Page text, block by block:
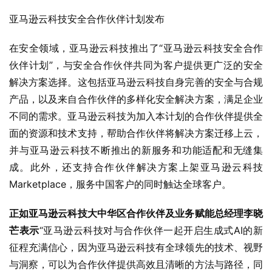
亚马逊云科技安全合作伙伴计划发布
在安全领域，亚马逊云科技推出了“亚马逊云科技安全合作
伙伴计划”，与安全合作伙伴共同为客户提供更广泛的安全
解决方案选择。这包括亚马逊云科技自身完善的安全与合规
产品，以及来自合作伙伴的多样化安全解决方案，满足企业
不同的需求。亚马逊云科技为加入本计划的合作伙伴提供全
面的资源和技术支持，帮助合作伙伴将解决方案迁移上云，
并与亚马逊云科技不断推出的新服务和功能适配和无缝集
成。此外，还支持合作伙伴解决方案上架亚马逊云科技
Marketplace，服务中国客户的同时触达全球客户。
正如亚马逊云科技大中华区合作伙伴及业务赋能总经理李晓
芒表示“亚马逊云科技对与合作伙伴一起开启生成式AI的新
征程充满信心，因为亚马逊云科技有全球领先的技术、视野
与洞察，可以为合作伙伴提供高效且清晰的方法与路径，同